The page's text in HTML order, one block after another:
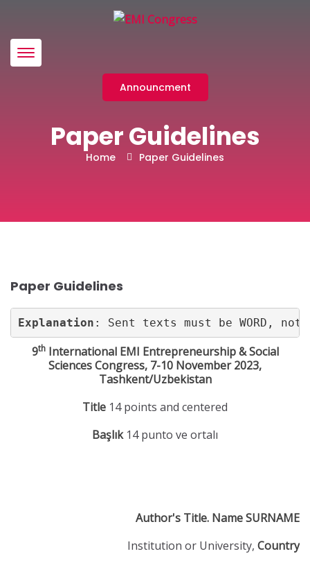
Menü
Announcment
Paper Guidelines
Home Paper Guidelines
Paper Guidelines
Explanation : Sent texts must be WORD,
9thInternational EMI Entrepreneurship & Social
Sciences Congress, 7-10 November 2023,
Tashkent/Uzbekistan
Title 14 points and centered
Başlık 14 punto ve ortalı
Author's Title. Name SURNAME
Institution or University, Country